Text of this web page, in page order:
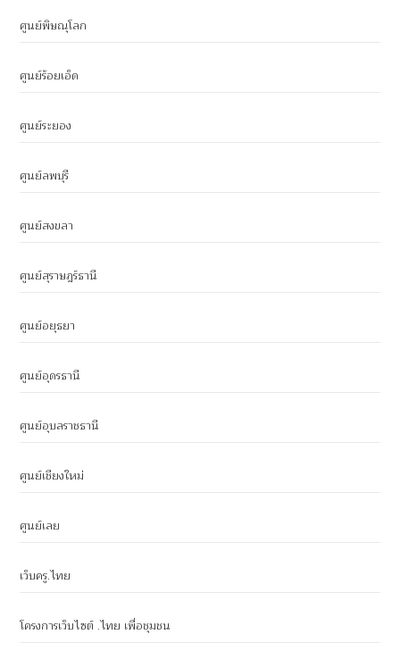
ศูนย์พิษณุโลก
ศูนย์ร้อยเอ็ด
ศูนย์ระยอง
ศูนย์ลพบุรี
ศูนย์สงขลา
ศูนย์สุราษฎร์ธานี
ศูนย์อยุธยา
ศูนย์อุดรธานี
ศูนย์อุบลราชธานี
ศูนย์เชียงใหม่
ศูนย์เลย
เว็บครู.ไทย
โครงการเว็บไซต์ .ไทย เพื่อชุมชน